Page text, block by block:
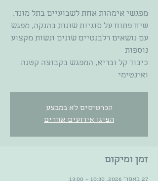
מפגשי אימהות אחת לשבועיים בתל מונד.
שיח פתוח על סוגיות שונות בהנקה, מפגש
עם נושאים רלבנטיים שונים ונשות מקצוע
כיבוד קל ובריא, המפגש בקבוצה קטנה
ואינטימי
הכרטיסים לא במבצע
הציגו אירועים אחרים
זמן ומיקום